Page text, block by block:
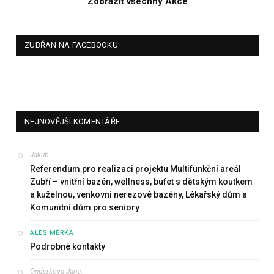
ZUBŘAN NA FACEBOOKU
NEJNOVĚJŠÍ KOMENTÁŘE
Jakub:
Referendum pro realizaci projektu Multifunkční areál
Zubří – vnitřní bazén, wellness, bufet s dětským koutkem
a kuželnou, venkovní nerezové bazény, Lékařský dům a
Komunitní dům pro seniory
ALEŠ MĚRKA:
Podrobné kontakty
Onderkova Jana: